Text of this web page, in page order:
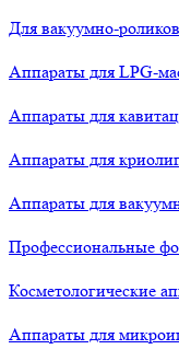
Для вакуумно-
Аппараты для LPG-
Аппараты для
Аппараты для
Аппараты для
Профессиональные
Косметологические
Аппараты для